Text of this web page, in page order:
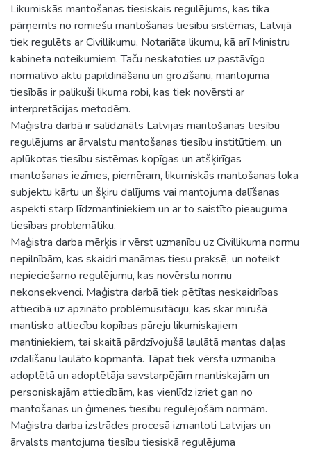
Likumiskās mantošanas tiesiskais regulējums, kas tika
pārņemts no romiešu mantošanas tiesību sistēmas, Latvijā
tiek regulēts ar Civillikumu, Notariāta likumu, kā arī Ministru
kabineta noteikumiem. Taču neskatoties uz pastāvīgo
normatīvo aktu papildināšanu un grozīšanu, mantojuma
tiesībās ir palikuši likuma robi, kas tiek novērsti ar
interpretācijas metodēm.
Maģistra darbā ir salīdzināts Latvijas mantošanas tiesību
regulējums ar ārvalstu mantošanas tiesību institūtiem, un
aplūkotas tiesību sistēmas kopīgas un atšķirīgas
mantošanas iezīmes, piemēram, likumiskās mantošanas loka
subjektu kārtu un šķiru dalījums vai mantojuma dalīšanas
aspekti starp līdzmantiniekiem un ar to saistīto pieauguma
tiesības problemātiku.
Maģistra darba mērķis ir vērst uzmanību uz Civillikuma normu
nepilnībām, kas skaidri manāmas tiesu praksē, un noteikt
nepieciešamo regulējumu, kas novērstu normu
nekonsekvenci. Maģistra darbā tiek pētītas neskaidrības
attiecībā uz apzināto problēmusitāciju, kas skar mirušā
mantisko attiecību kopības pāreju likumiskajiem
mantiniekiem, tai skaitā pārdzīvojušā laulātā mantas daļas
izdalīšanu laulāto kopmantā. Tāpat tiek vērsta uzmanība
adoptētā un adoptētāja savstarpējām mantiskajām un
personiskajām attiecībām, kas vienlīdz izriet gan no
mantošanas un ģimenes tiesību regulējošām normām.
Maģistra darba izstrādes procesā izmantoti Latvijas un
ārvalsts mantojuma tiesību tiesiskā regulējuma